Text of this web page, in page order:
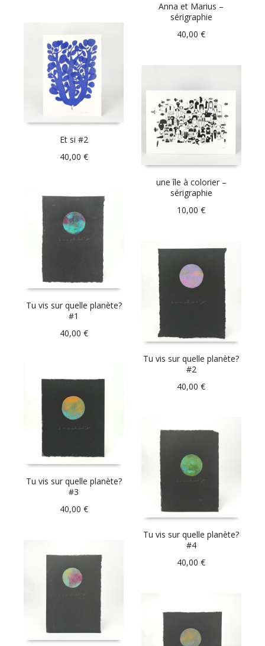
Anna et Marius –
sérigraphie
40,00€
Et si #2
40,00 €
une île à colorier –
sérigraphie
10,00€
Tu vis sur quelle planète?
#1
40,00 €
Tu vis sur quelle planète?
#2
40,00€
Tu vis sur quelle planète?
#3
40,00 €
Tu vis sur quelle planète?
#4
40,00€